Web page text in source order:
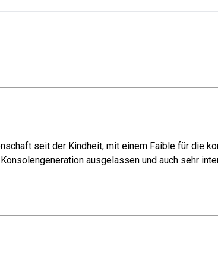
seit der Kindheit, mit einem Faible für die
ausgelassen und auch sehr